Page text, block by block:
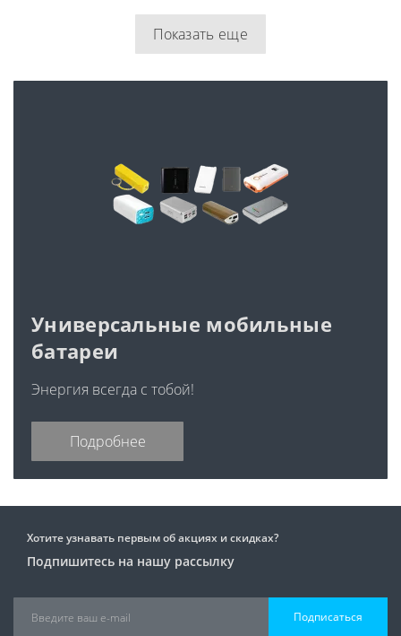
Показать еще
Универсальные мобильные
батареи
Энергия всегда с тобой!
Подробнее
Хотите узнавать первым об акциях и скидках?
Подпишитесь на нашу рассылку
Подписаться